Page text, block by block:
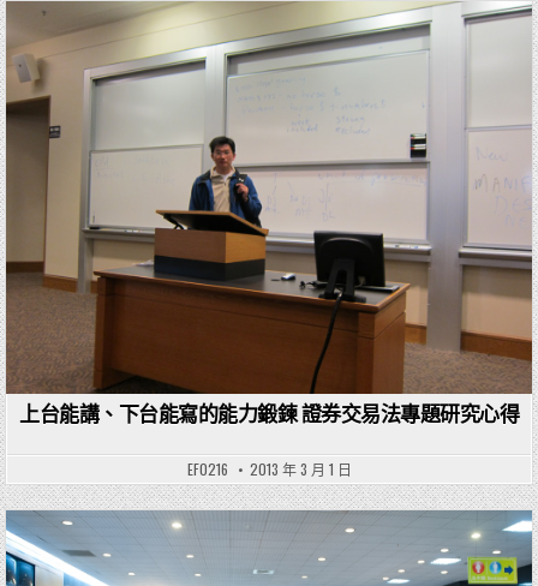
Posted in
上台能講、下台能寫的能力鍛鍊 證券交易法專題研究心得
EF0216 2013 年 3 月 1 日
Posted in